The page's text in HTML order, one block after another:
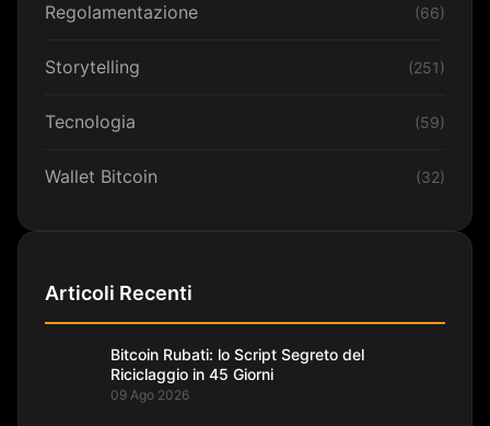
Regolamentazione (66)
Storytelling (251)
Tecnologia (59)
Wallet Bitcoin (32)
Articoli Recenti
Bitcoin Rubati: lo Script Segreto del
Riciclaggio in 45 Giorni
09 Ago 2026